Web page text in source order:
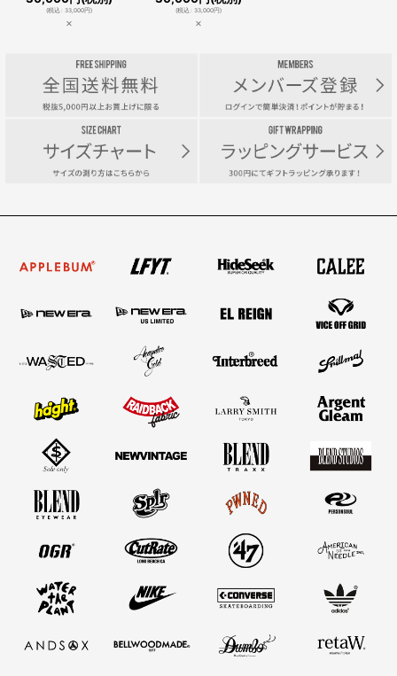
(税込 33,000円)
×
(税込 33,000円)
×